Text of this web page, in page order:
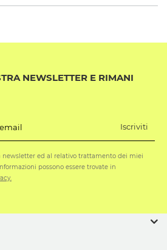
NEWSLETTER E RIMANI
Iscriviti
newsletter ed al relativo trattamento dei miei
possono essere trovate in